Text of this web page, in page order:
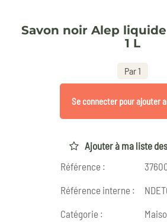
Savon noir Alep
1 L
Par 1
Se connecter pour ajouter
Ajouter à ma liste
Référence :
Référence interne :
Catégorie :